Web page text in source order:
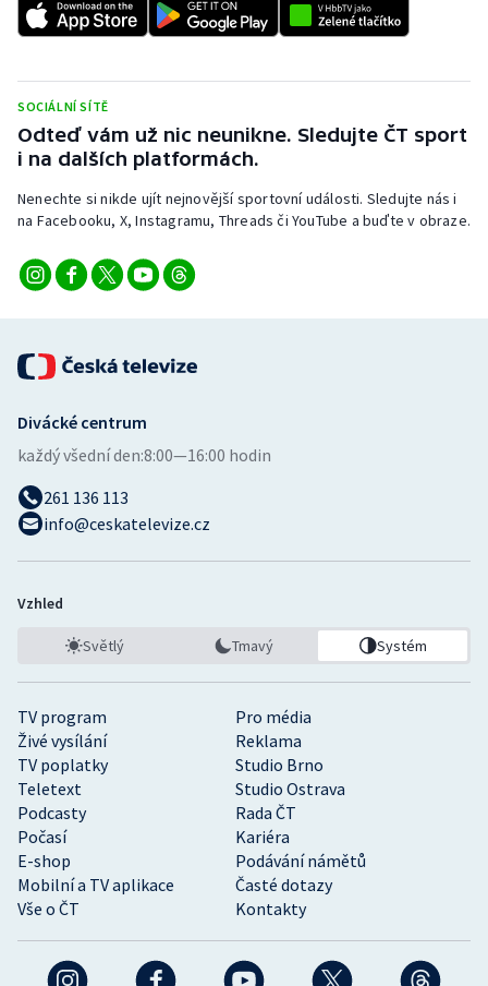
SOCIÁLNÍ SÍTĚ
Odteď vám už nic neunikne. Sledujte ČT sport
i na dalších platformách.
Nenechte si nikde ujít nejnovější sportovní události. Sledujte nás i
na Facebooku, X, Instagramu, Threads či YouTube a buďte v obraze.
TV program
Pro média
Živé vysílání
Reklama
TV poplatky
Studio Brno
Teletext
Studio Ostrava
Podcasty
Rada ČT
Počasí
Kariéra
E-shop
Podávání námětů
Mobilní a TV aplikace
Časté dotazy
Vše o ČT
Kontakty
Divácké centrum
každý všední den:8:00—16:00 hodin
261 136 113
info@ceskatelevize.cz
Vzhled
Světlý Tmavý Systém